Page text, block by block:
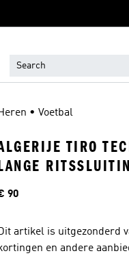
• Voetbal
TIRO
90
artikel is uitgezonderd
en andere